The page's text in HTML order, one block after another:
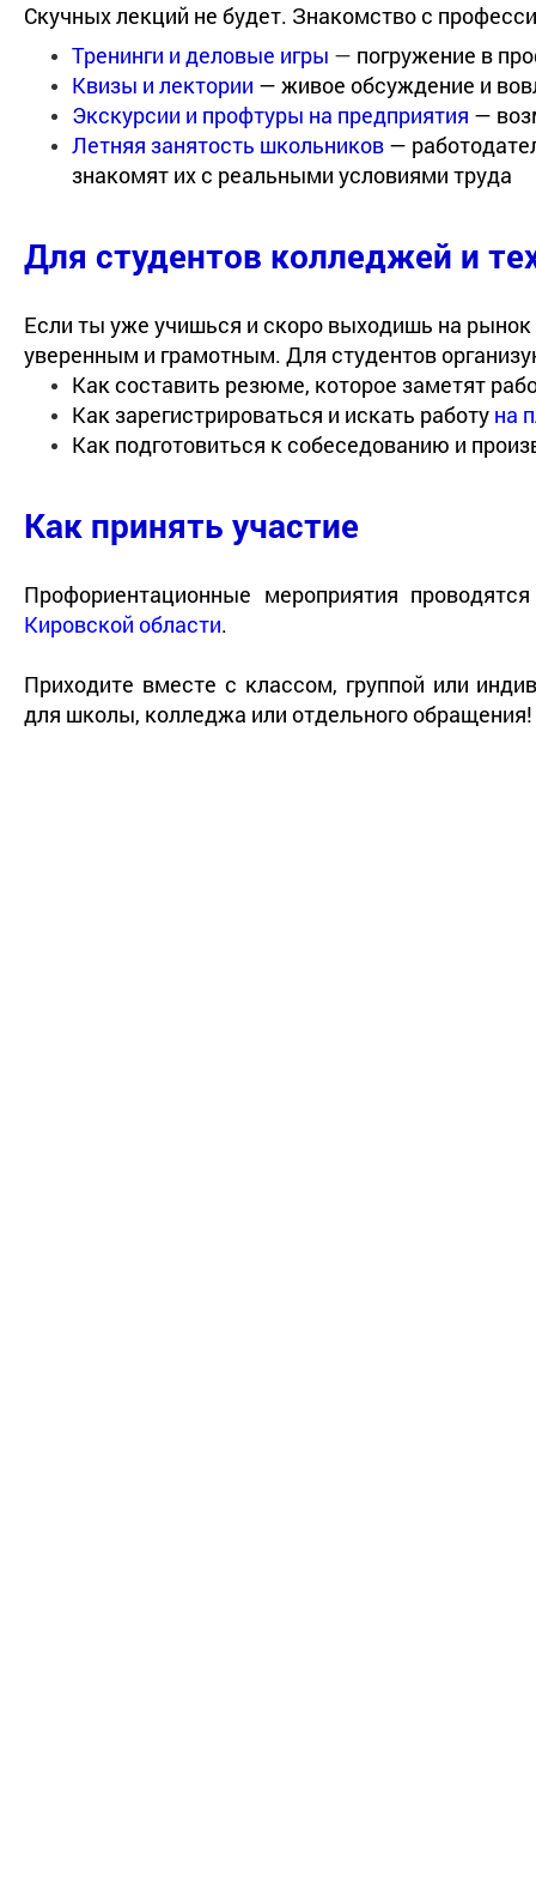
Скучных лекций не будет. Знакомство с
Тренинги и деловые игры — погружение в
Квизы и лектории — живое обсуждение и
Экскурсии и профтуры на предприятия —
Летняя занятость школьников —
знакомят их с реальными условиями труда
Для студентов колледжей и
Если ты уже учишься и скоро выходишь на
уверенным и грамотным. Для студентов
Как составить резюме, которое заметят
Как зарегистрироваться и искать работу на
Как подготовиться к собеседованию и
Как принять участие
Профориентационные мероприятия
Кировской области.
Приходите вместе с классом, группой или
для школы, колледжа или отдельного обращения!